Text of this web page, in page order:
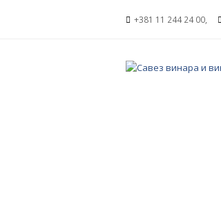
+381 11 244 24 00,